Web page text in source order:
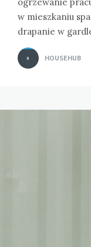
w mieszkaniu
drapanie w
HOUSEHUB